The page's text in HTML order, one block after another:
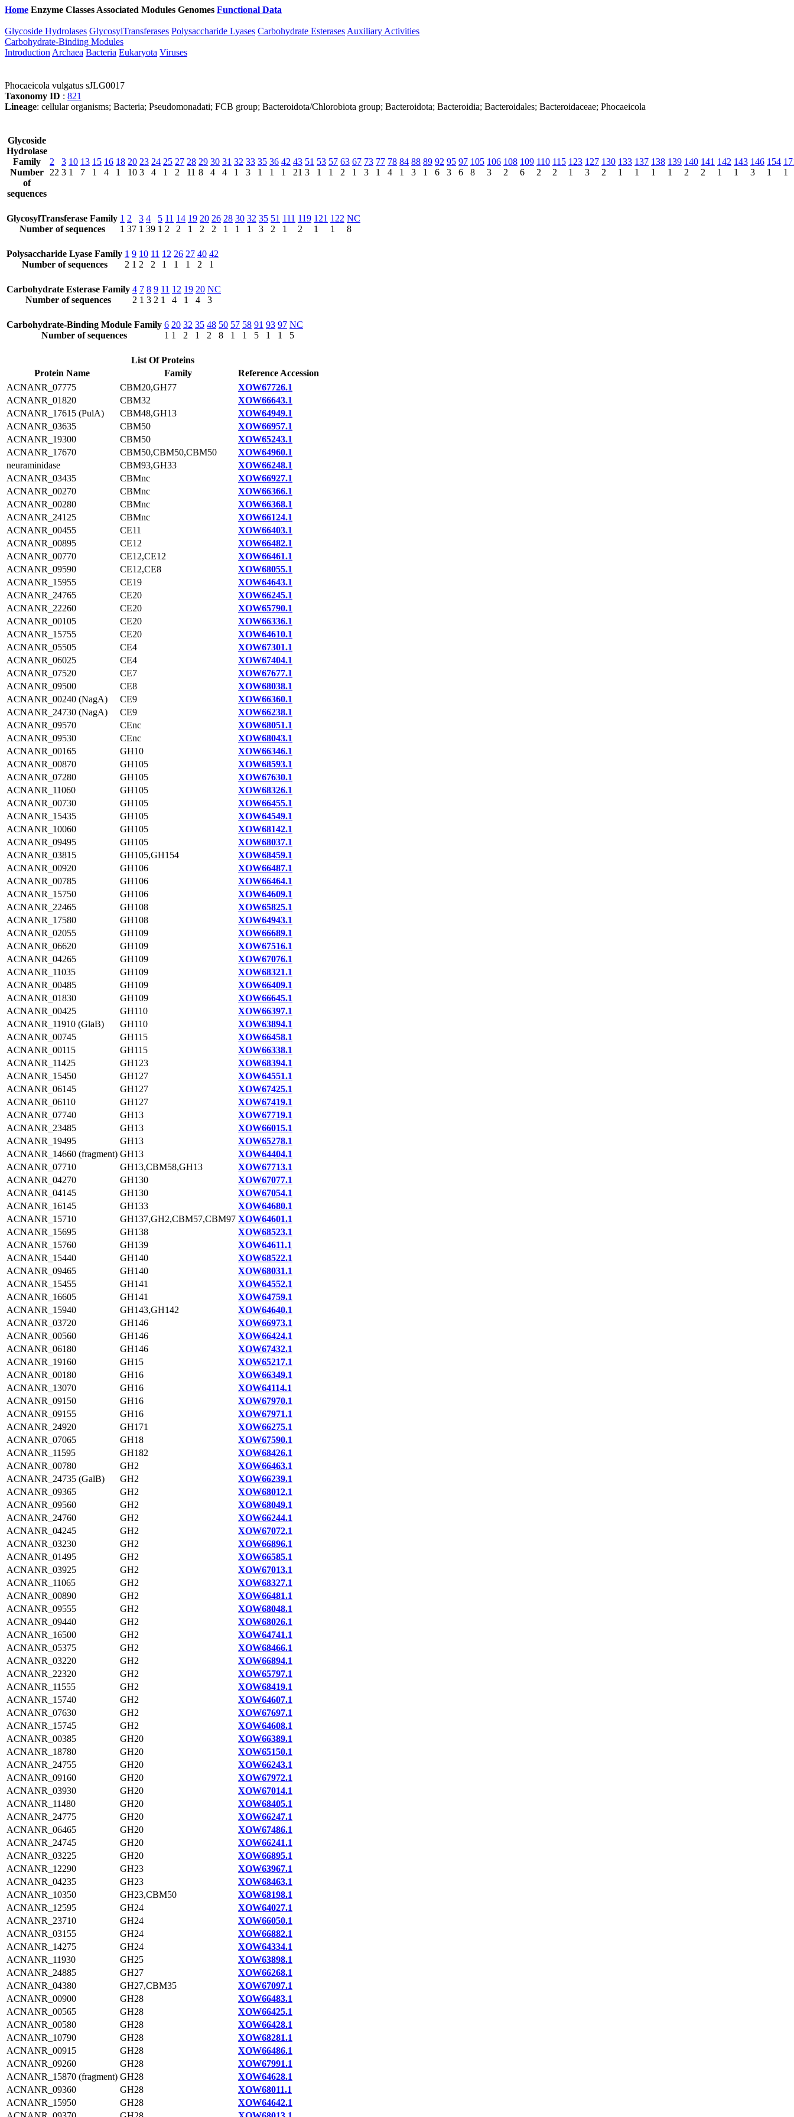
Home Enzyme Classes Associated Modules Genomes Functional Data
Glycoside Hydrolases GlycosylTransferases Polysaccharide Lyases Carbohydrate Esterases Auxiliary Activities
Carbohydrate-Binding Modules
Introduction Archaea Bacteria Eukaryota Viruses
Phocaeicola vulgatus sJLG0017
Taxonomy ID : 821
Lineage: cellular organisms; Bacteria; Pseudomonadati; FCB group; Bacteroidota/Chlorobiota group; Bacteroidota; Bacteroidia; Bacteroidales; Bacteroidaceae; Phocaeicola
Glycoside
Hydrolase
Family
Number
of
sequences
2
22
3
3
10
1
13
7
15
1
16
4
18
1
20
10
23
3
24
4
25
1
27
2
28
11
29
8
30
4
31
4
32
1
33
3
35
1
36
1
42
1
43
21
51
3
53
1
57
1
63
2
67
1
73
3
77
1
78
4
84
1
88
3
89
1
92
6
95
3
97
6
105
8
106
3
108
2
109
6
110
2
115
2
123
1
127
3
130
2
133
1
137
1
138
1
139
1
140
2
141
2
142
1
143
1
146
3
154
1
1
GlycosylTransferase Family
Number of sequences
1
1
2
37
3
1
4
39
5
1
11
2
14
2
19
1
20
2
26
2
28
1
30
1
32
1
35
3
51
2
111
1
119
2
121
1
122
1
NC
8
Polysaccharide Lyase Family
Number of sequences
1
2
9
1
10
2
11
2
12
1
26
1
27
1
40
2
42
1
Carbohydrate Esterase Family
Number of sequences
4
2
7
1
8
3
9
2
11
1
12
4
19
1
20
4
NC
3
Carbohydrate-Binding Module Family
Number of sequences
6
1
20
1
32
2
35
1
48
2
50
8
57
1
58
1
91
5
93
1
97
1
NC
5
List Of Proteins
Protein Name
Family
Reference Accession
ACNANR_07775
CBM20,GH77
XOW67726.1
ACNANR_01820
CBM32
XOW66643.1
ACNANR_17615 (PulA)
CBM48,GH13
XOW64949.1
ACNANR_03635
CBM50
XOW66957.1
ACNANR_19300
CBM50
XOW65243.1
ACNANR_17670
CBM50,CBM50,CBM50
XOW64960.1
neuraminidase
CBM93,GH33
XOW66248.1
ACNANR_03435
CBMnc
XOW66927.1
ACNANR_00270
CBMnc
XOW66366.1
ACNANR_00280
CBMnc
XOW66368.1
ACNANR_24125
CBMnc
XOW66124.1
ACNANR_00455
CE11
XOW66403.1
ACNANR_00895
CE12
XOW66482.1
ACNANR_00770
CE12,CE12
XOW66461.1
ACNANR_09590
CE12,CE8
XOW68055.1
ACNANR_15955
CE19
XOW64643.1
ACNANR_24765
CE20
XOW66245.1
ACNANR_22260
CE20
XOW65790.1
ACNANR_00105
CE20
XOW66336.1
ACNANR_15755
CE20
XOW64610.1
ACNANR_05505
CE4
XOW67301.1
ACNANR_06025
CE4
XOW67404.1
ACNANR_07520
CE7
XOW67677.1
ACNANR_09500
CE8
XOW68038.1
ACNANR_00240 (NagA)
CE9
XOW66360.1
ACNANR_24730 (NagA)
CE9
XOW66238.1
ACNANR_09570
CEnc
XOW68051.1
ACNANR_09530
CEnc
XOW68043.1
ACNANR_00165
GH10
XOW66346.1
ACNANR_00870
GH105
XOW68593.1
ACNANR_07280
GH105
XOW67630.1
ACNANR_11060
GH105
XOW68326.1
ACNANR_00730
GH105
XOW66455.1
ACNANR_15435
GH105
XOW64549.1
ACNANR_10060
GH105
XOW68142.1
ACNANR_09495
GH105
XOW68037.1
ACNANR_03815
GH105,GH154
XOW68459.1
ACNANR_00920
GH106
XOW66487.1
ACNANR_00785
GH106
XOW66464.1
ACNANR_15750
GH106
XOW64609.1
ACNANR_22465
GH108
XOW65825.1
ACNANR_17580
GH108
XOW64943.1
ACNANR_02055
GH109
XOW66689.1
ACNANR_06620
GH109
XOW67516.1
ACNANR_04265
GH109
XOW67076.1
ACNANR_11035
GH109
XOW68321.1
ACNANR_00485
GH109
XOW66409.1
ACNANR_01830
GH109
XOW66645.1
ACNANR_00425
GH110
XOW66397.1
ACNANR_11910 (GlaB)
GH110
XOW63894.1
ACNANR_00745
GH115
XOW66458.1
ACNANR_00115
GH115
XOW66338.1
ACNANR_11425
GH123
XOW68394.1
ACNANR_15450
GH127
XOW64551.1
ACNANR_06145
GH127
XOW67425.1
ACNANR_06110
GH127
XOW67419.1
ACNANR_07740
GH13
XOW67719.1
ACNANR_23485
GH13
XOW66015.1
ACNANR_19495
GH13
XOW65278.1
ACNANR_14660 (fragment) GH13
XOW64404.1
ACNANR_07710
GH13,CBM58,GH13
XOW67713.1
ACNANR_04270
GH130
XOW67077.1
ACNANR_04145
GH130
XOW67054.1
ACNANR_16145
GH133
XOW64680.1
ACNANR_15710
GH137,GH2,CBM57,CBM97 XOW64601.1
ACNANR_15695
GH138
XOW68523.1
ACNANR_15760
GH139
XOW64611.1
ACNANR_15440
GH140
XOW68522.1
ACNANR_09465
GH140
XOW68031.1
ACNANR_15455
GH141
XOW64552.1
ACNANR_16605
GH141
XOW64759.1
ACNANR_15940
GH143,GH142
XOW64640.1
ACNANR_03720
GH146
XOW66973.1
ACNANR_00560
GH146
XOW66424.1
ACNANR_06180
GH146
XOW67432.1
ACNANR_19160
GH15
XOW65217.1
ACNANR_00180
GH16
XOW66349.1
ACNANR_13070
GH16
XOW64114.1
ACNANR_09150
GH16
XOW67970.1
ACNANR_09155
GH16
XOW67971.1
ACNANR_24920
GH171
XOW66275.1
ACNANR_07065
GH18
XOW67590.1
ACNANR_11595
GH182
XOW68426.1
ACNANR_00780
GH2
XOW66463.1
ACNANR_24735 (GalB)
GH2
XOW66239.1
ACNANR_09365
GH2
XOW68012.1
ACNANR_09560
GH2
XOW68049.1
ACNANR_24760
GH2
XOW66244.1
ACNANR_04245
GH2
XOW67072.1
ACNANR_03230
GH2
XOW66896.1
ACNANR_01495
GH2
XOW66585.1
ACNANR_03925
GH2
XOW67013.1
ACNANR_11065
GH2
XOW68327.1
ACNANR_00890
GH2
XOW66481.1
ACNANR_09555
GH2
XOW68048.1
ACNANR_09440
GH2
XOW68026.1
ACNANR_16500
GH2
XOW64741.1
ACNANR_05375
GH2
XOW68466.1
ACNANR_03220
GH2
XOW66894.1
ACNANR_22320
GH2
XOW65797.1
ACNANR_11555
GH2
XOW68419.1
ACNANR_15740
GH2
XOW64607.1
ACNANR_07630
GH2
XOW67697.1
ACNANR_15745
GH2
XOW64608.1
ACNANR_00385
GH20
XOW66389.1
ACNANR_18780
GH20
XOW65150.1
ACNANR_24755
GH20
XOW66243.1
ACNANR_09160
GH20
XOW67972.1
ACNANR_03930
GH20
XOW67014.1
ACNANR_11480
GH20
XOW68405.1
ACNANR_24775
GH20
XOW66247.1
ACNANR_06465
GH20
XOW67486.1
ACNANR_24745
GH20
XOW66241.1
ACNANR_03225
GH20
XOW66895.1
ACNANR_12290
GH23
XOW63967.1
ACNANR_04235
GH23
XOW68463.1
ACNANR_10350
GH23,CBM50
XOW68198.1
ACNANR_12595
GH24
XOW64027.1
ACNANR_23710
GH24
XOW66050.1
ACNANR_03155
GH24
XOW66882.1
ACNANR_14275
GH24
XOW64334.1
ACNANR_11930
GH25
XOW63898.1
ACNANR_24885
GH27
XOW66268.1
ACNANR_04380
GH27,CBM35
XOW67097.1
ACNANR_00900
GH28
XOW66483.1
ACNANR_00565
GH28
XOW66425.1
ACNANR_00580
GH28
XOW66428.1
ACNANR_10790
GH28
XOW68281.1
ACNANR_00915
GH28
XOW66486.1
ACNANR_09260
GH28
XOW67991.1
ACNANR_15870 (fragment) GH28
XOW64628.1
ACNANR_09360
GH28
XOW68011.1
ACNANR_15950
GH28
XOW64642.1